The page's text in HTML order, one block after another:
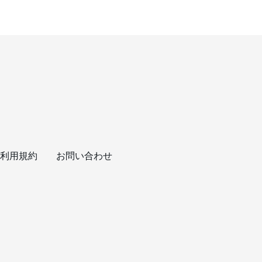
利用規約 お問い合わせ